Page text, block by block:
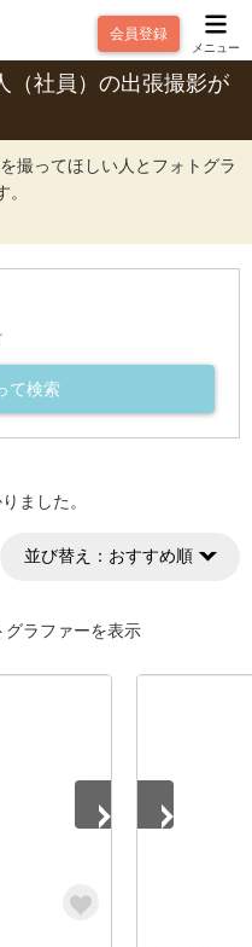
会員登録
メニュー
（社員）の出張撮影が
撮ってほしい人とフォトグラ
て検索
ました。
並び替え： おすすめ順
グラファーを表示